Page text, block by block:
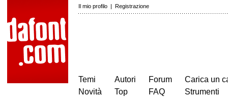
Il mio profilo | Registrazione
Temi
Novità
Autori
Top
Forum
FAQ
Carica un
Strumenti